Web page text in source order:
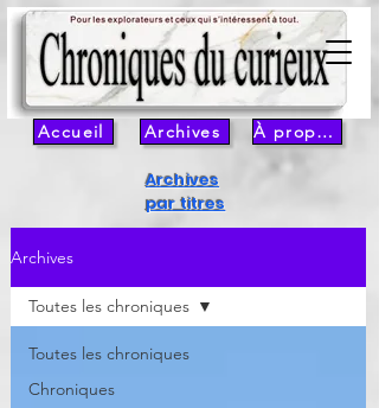
Accueil Archives À propos
Archives
par titres
Archives
Toutes les chroniques
Chroniques
Toutes les chroniques